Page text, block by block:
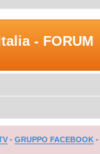
- FORUM
- GRUPPO FACEBOOK -